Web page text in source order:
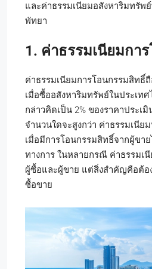
และค่าธรรมเนียมอสังหาริมทรั
พัทยา
1. ค่าธรรมเนียมกา
ค่าธรรมเนียมการโอนกรรมสิทธิ์
เมื่อซื้ออสังหาริมทรัพย์ในประเท
กล่าวคิดเป็น 2% ของราคาประเ
จำนวนใดจะสูงกว่า ค่าธรรมเนีย
เมื่อมีการโอนกรรมสิทธิ์จากผู้ขา
ทางการ ในหลายกรณี ค่าธรรมเ
ผู้ซื้อและผู้ขาย แต่สิ่งสำคัญคือต้
ซื้อขาย